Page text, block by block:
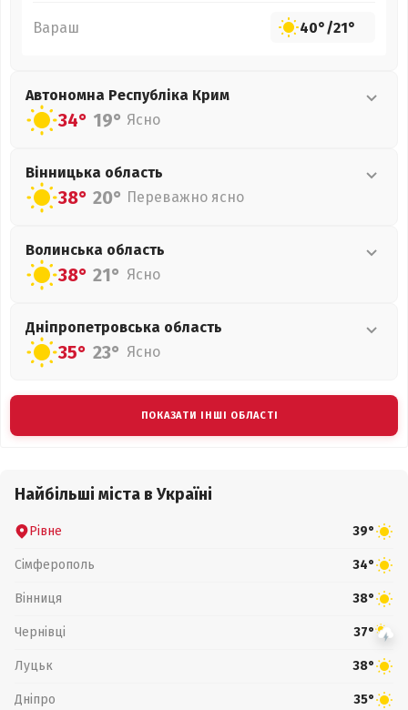
Вараш 40°/21°
Автономна Республіка Крим
34° 19° Ясно
Вінницька область
38° 20° Переважно ясно
Волинська область
38° 21° Ясно
Дніпропетровська область
35° 23° Ясно
ПОКАЗАТИ ІНШІ ОБЛАСТІ
Найбільші міста в Україні
Рівне 39°
Сімферополь 34°
Вінниця 38°
Чернівці 37°
Луцьк 38°
Дніпро 35°